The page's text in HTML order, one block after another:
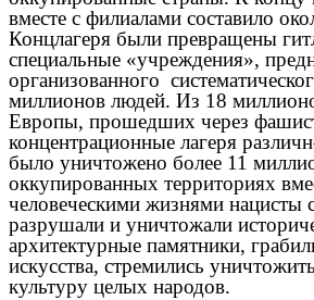
вместе с филиалами составило
Концлагеря были превращены
специальные «учреждения»,
организованного
миллионов людей. Из 18
Европы, прошедших через
концентрационные лагеря
было уничтожено более 11
оккупированных территориях
человеческими жизнями нацисты
разрушали и уничтожали
архитектурные памятники,
искусства, стремились
культуру целых народов.